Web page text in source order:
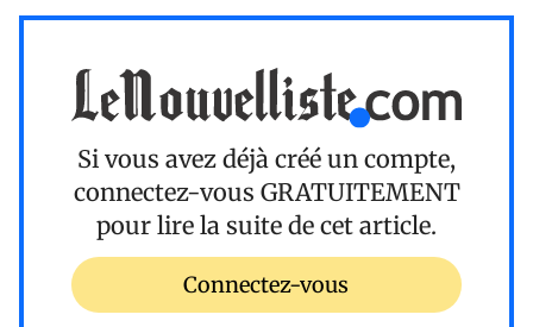
Si vous avez déjà créé un compte,
connectez-vous GRATUITEMENT
pour lire la suite de cet article.
Connectez-vous